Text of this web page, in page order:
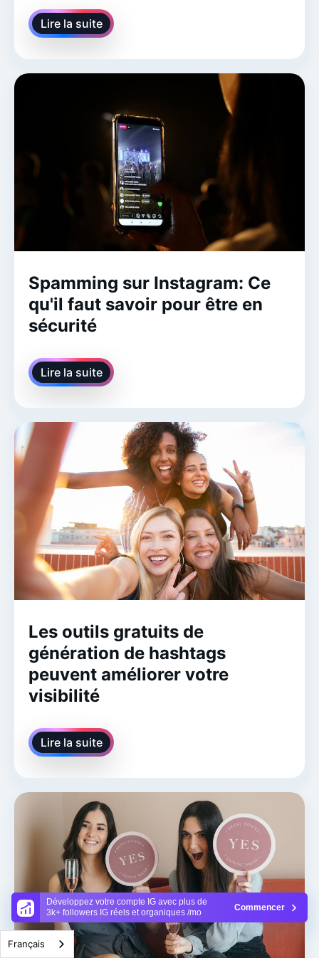
Développez votre compte IG avec plus de
3k+ followers IG réels et organiques /mo
Commencer
Lire la suite
Spamming sur Instagram: Ce
qu'il faut savoir pour être en
sécurité
Lire la suite
Les outils gratuits de
génération de hashtags
peuvent améliorer votre
visibilité
Lire la suite
Français